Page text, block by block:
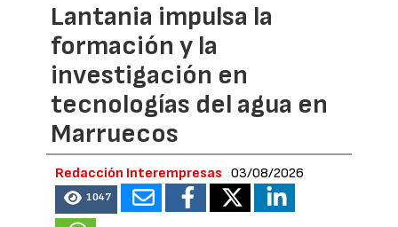
Lantania impulsa la
formación y la
investigación en
tecnologías del agua en
Marruecos
Redacción Interempresas 03/08/2026
1047